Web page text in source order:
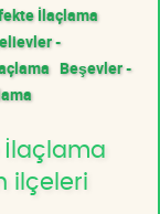
İlaçlama
-
Beşevler -
İlaçlama
ilçeleri